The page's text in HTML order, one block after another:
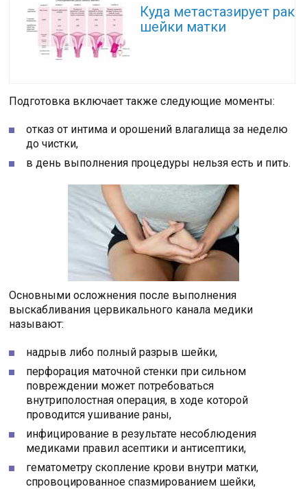
Куда метастазирует рак
шейки матки
Подготовка включает также следующие моменты:
отказ от интима и орошений влагалища за неделю
до чистки,
в день выполнения процедуры нельзя есть и пить.
Основными осложнения после выполнения
выскабливания цервикального канала медики
называют:
надрыв либо полный разрыв шейки,
перфорация маточной стенки при сильном
повреждении может потребоваться
внутриполостная операция, в ходе которой
проводится ушивание раны,
инфицирование в результате несоблюдения
медиками правил асептики и антисептики,
гематометру скопление крови внутри матки,
спровоцированное спазмированием шейки,